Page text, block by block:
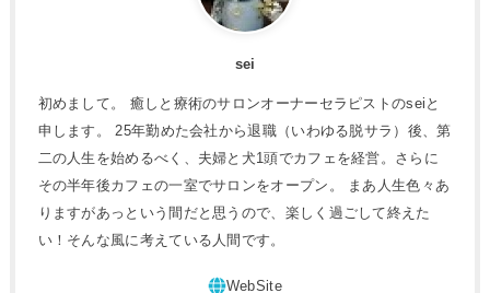
sei
初めまして。 癒しと療術のサロンオーナーセラピストのseiと
申します。 25年勤めた会社から退職（いわゆる脱サラ）後、第
二の人生を始めるべく、夫婦と犬1頭でカフェを経営。さらに
その半年後カフェの一室でサロンをオープン。 まあ人生色々あ
りますがあっという間だと思うので、楽しく過ごして終えた
い！そんな風に考えている人間です。